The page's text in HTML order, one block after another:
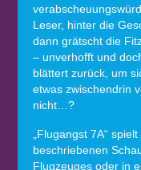
Leser, hinter die
dann grätscht die
– unverhofft und
blättert zurück, um
etwas zwischendrin
nicht…?
„Flugangst 7A“
beschriebenen
Flugzeuges oder in